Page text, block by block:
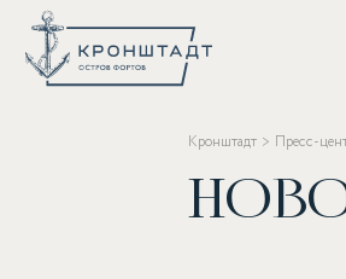
Кронштадт Пресс-